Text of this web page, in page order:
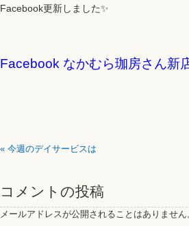
Facebook更新しました✨
Facebook なかむら珈房さん新
« 今週のデイサービスは
コメントの投稿
メールアドレスが公開されることはありません